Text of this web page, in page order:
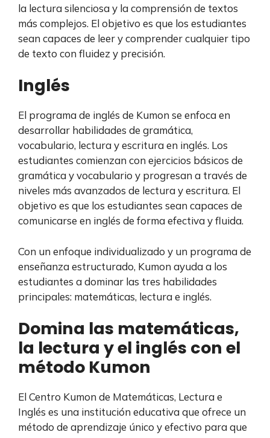
la lectura silenciosa y la comprensión de textos
más complejos. El objetivo es que los estudiantes
sean capaces de leer y comprender cualquier tipo
de texto con fluidez y precisión.
Inglés
El programa de inglés de Kumon se enfoca en
desarrollar habilidades de gramática,
vocabulario, lectura y escritura en inglés. Los
estudiantes comienzan con ejercicios básicos de
gramática y vocabulario y progresan a través de
niveles más avanzados de lectura y escritura. El
objetivo es que los estudiantes sean capaces de
comunicarse en inglés de forma efectiva y fluida.
Con un enfoque individualizado y un programa de
enseñanza estructurado, Kumon ayuda a los
estudiantes a dominar las tres habilidades
principales: matemáticas, lectura e inglés.
Domina las matemáticas,
la lectura y el inglés con el
método Kumon
El Centro Kumon de Matemáticas, Lectura e
Inglés es una institución educativa que ofrece un
método de aprendizaje único y efectivo para que